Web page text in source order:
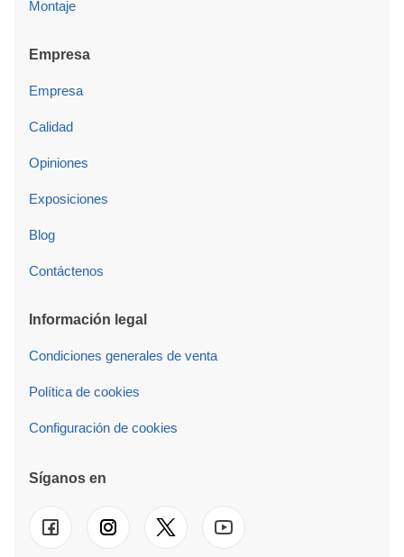
Montaje
Empresa
Empresa
Calidad
Opiniones
Exposiciones
Blog
Contáctenos
Información legal
Condiciones generales de venta
Política de cookies
Configuración de cookies
Síganos en